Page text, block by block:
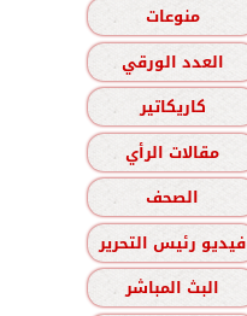
منوعات
العدد الورقي
كاريكاتير
مقالات الرأي
الصحف
فيديو رئيس التحرير
البث المباشر